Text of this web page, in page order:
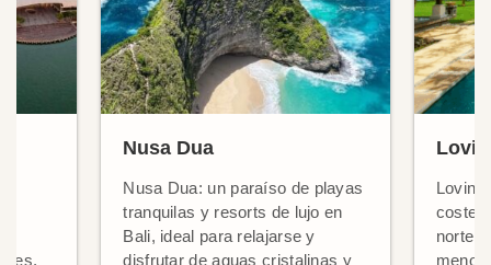
Nusa Dua
Nusa Dua: un paraíso de playas
tranquilas y resorts de lujo en
Bali, ideal para relajarse y
disfrutar de aguas cristalinas y
Lovina
norte